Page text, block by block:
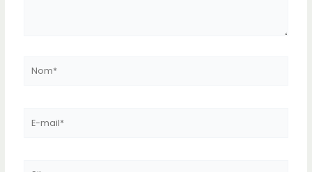
mail*